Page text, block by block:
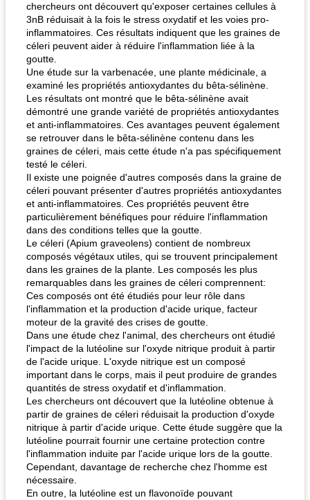
chercheurs ont découvert qu'exposer certaines cellules à
3nB réduisait à la fois le stress oxydatif et les voies pro-
inflammatoires. Ces résultats indiquent que les graines de
céleri peuvent aider à réduire l'inflammation liée à la
goutte.
Une étude sur la varbenacée, une plante médicinale, a
examiné les propriétés antioxydantes du bêta-sélinène.
Les résultats ont montré que le bêta-sélinène avait
démontré une grande variété de propriétés antioxydantes
et anti-inflammatoires. Ces avantages peuvent également
se retrouver dans le bêta-sélinène contenu dans les
graines de céleri, mais cette étude n'a pas spécifiquement
testé le céleri.
Il existe une poignée d'autres composés dans la graine de
céleri pouvant présenter d'autres propriétés antioxydantes
et anti-inflammatoires. Ces propriétés peuvent être
particulièrement bénéfiques pour réduire l'inflammation
dans des conditions telles que la goutte.
Le céleri (Apium graveolens) contient de nombreux
composés végétaux utiles, qui se trouvent principalement
dans les graines de la plante. Les composés les plus
remarquables dans les graines de céleri comprennent:
Ces composés ont été étudiés pour leur rôle dans
l'inflammation et la production d'acide urique, facteur
moteur de la gravité des crises de goutte.
Dans une étude chez l'animal, des chercheurs ont étudié
l'impact de la lutéoline sur l'oxyde nitrique produit à partir
de l'acide urique. L'oxyde nitrique est un composé
important dans le corps, mais il peut produire de grandes
quantités de stress oxydatif et d'inflammation.
Les chercheurs ont découvert que la lutéoline obtenue à
partir de graines de céleri réduisait la production d'oxyde
nitrique à partir d'acide urique. Cette étude suggère que la
lutéoline pourrait fournir une certaine protection contre
l'inflammation induite par l'acide urique lors de la goutte.
Cependant, davantage de recherche chez l'homme est
nécessaire.
En outre, la lutéoline est un flavonoïde pouvant